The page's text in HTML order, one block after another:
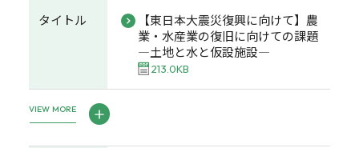
タイトル
【東日本大震災復興に向けて】農
業・水産業の復旧に向けての課題
―土地と水と仮設施設―
213.0KB
VIEW MORE